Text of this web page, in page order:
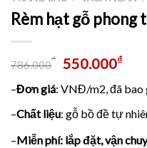
Rèm hạt gỗ phong
786.000
₫ 550.000₫
–Đơn giá: VNĐ/m2, đã bao
–Chất liệu: gỗ bồ đề tự
–Miễn phí: lắp đặt, vận